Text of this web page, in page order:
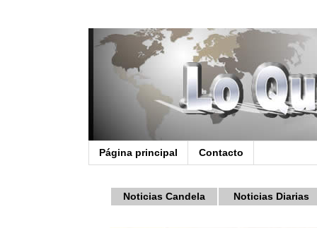
Página principal Contacto
Noticias Candela Noticias Diarias